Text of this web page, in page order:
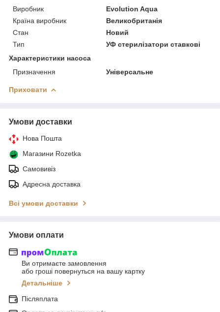
Виробник
Evolution Aqua
Країна виробник
Великобританія
Стан
Новий
Тип
УФ стерилізатори ставкові
Характеристики насоса
Призначення
Універсальне
Приховати
Умови доставки
Нова Пошта
Магазини Rozetka
Самовивіз
Адресна доставка
Всі умови доставки
Умови оплати
Ви отримаєте замовлення
або гроші повернуться на вашу картку
Детальніше
Післяплата